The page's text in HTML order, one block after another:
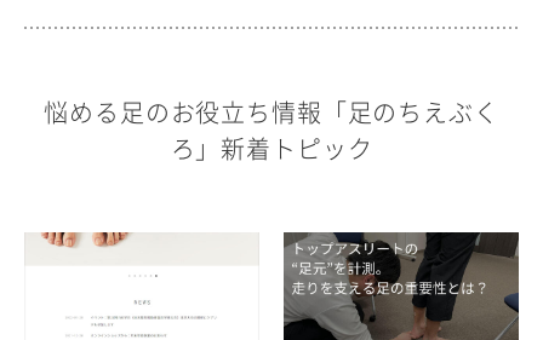
悩める足のお役立ち情報「足のちえぶく
ろ」新着トピック